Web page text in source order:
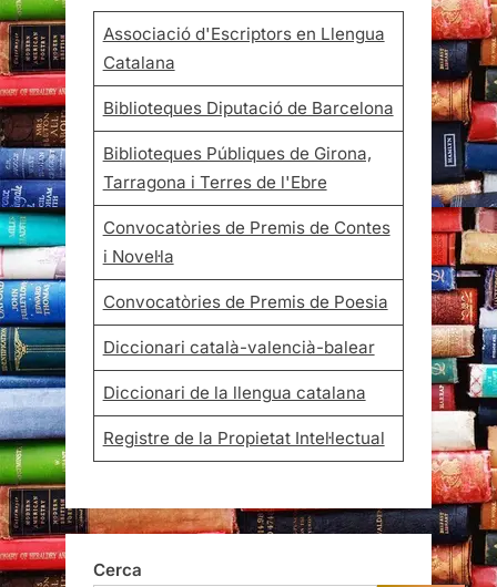
Associació d'Escriptors en Llengua
Catalana
Biblioteques Diputació de Barcelona
Biblioteques Públiques de Girona,
Tarragona i Terres de l'Ebre
Convocatòries de Premis de Contes
i Novel·la
Convocatòries de Premis de Poesia
Diccionari català-valencià-balear
Diccionari de la llengua catalana
Registre de la Propietat Intel·lectual
Cerca